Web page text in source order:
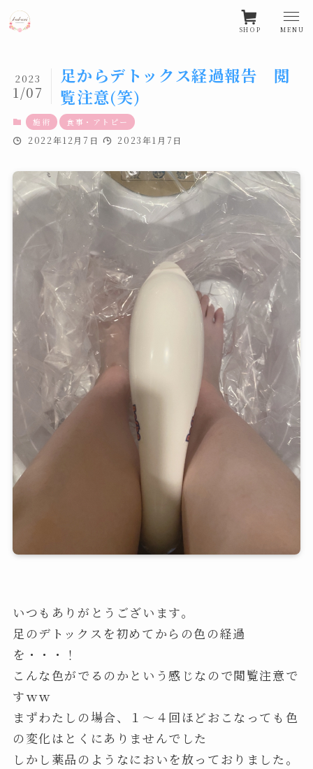
SHOP MENU
足からデトックス経過報告 閲
覧注意(笑)
2023
1/07
施術 食事・アトピー
2022年12月7日 2023年1月7日
いつもありがとうございます。
足のデトックスを初めてからの色の経過
を・・・！
こんな色がでるのかという感じなので閲覧注意で
すｗｗ
まずわたしの場合、１～４回ほどおこなっても色
の変化はとくにありませんでした
しかし薬品のようなにおいを放っておりました。